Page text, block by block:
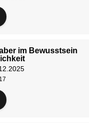
im Bewusstsein